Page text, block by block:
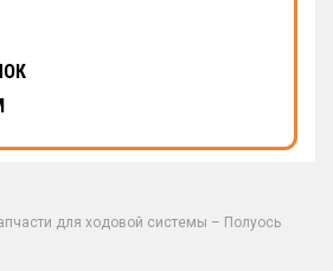
для ходовой системы – Полуось